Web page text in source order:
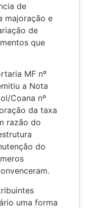
de
majoração e
de
que
MF nº
a Nota
Coana nº
da taxa
razão do
do
uma forma